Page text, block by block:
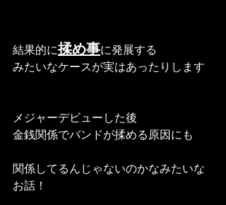
結果的に揉め事に発展する
みたいなケースが実はあったりします
メジャーデビューした後
金銭関係でバンドが揉める原因にも
関係してるんじゃないのかなみたいな
お話！